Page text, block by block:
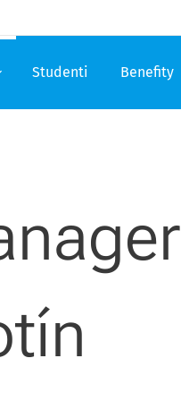
Studenti Benefity